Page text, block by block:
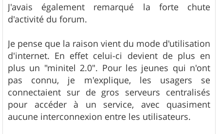
J'avais également remarqué la forte chute
d'activité du forum.
Je pense que la raison vient du mode d'utilisation
d'internet. En effet celui-ci devient de plus en
plus un "minitel 2.0". Pour les jeunes qui n'ont
pas connu, je m'explique, les usagers se
connectaient sur de gros serveurs centralisés
pour accéder à un service, avec quasiment
aucune interconnexion entre les utilisateurs.